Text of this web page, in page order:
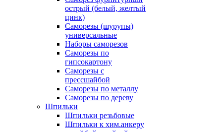
острый (белый, желтый
цинк)
Саморезы (шурупы)
универсальные
Наборы саморезов
Саморезы по
гипсокартону
Саморезы с
прессшайбой
Саморезы по металлу
Саморезы по дереву
Шпильки
Шпильки резьбовые
Шпильки к хим.анкеру